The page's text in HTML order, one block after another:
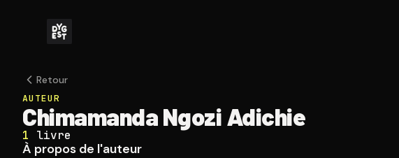
Retour
AUTEUR
Chimamanda Ngozi Adichie
1 livre
À propos de l'auteur